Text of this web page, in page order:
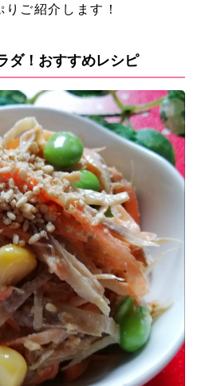
ご紹介します！
ダ！おすすめレシピ